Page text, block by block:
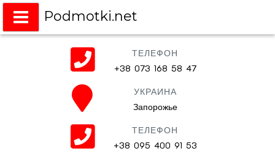
Podmotki.net
Подмотки на любое авто
ТЕЛЕФОН
+38 073 168 58 47
УКРАИНА
Запорожье
ТЕЛЕФОН
+38 095 400 91 53